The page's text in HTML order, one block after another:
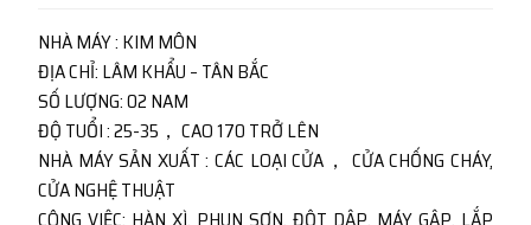
NHÀ MÁY : KIM MÔN
ĐỊA CHỈ: LÂM KHẨU – TÂN BẮC
SỐ LƯỢNG: 02 NAM
ĐỘ TUỔI : 25-35， CAO 170 TRỞ LÊN
NHÀ MÁY SẢN XUẤT : CÁC LOẠI CỬA， CỬA CHỐNG CHÁY,
CỬA NGHỆ THUẬT